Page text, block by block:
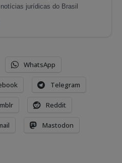
jurídicas do Brasil
WhatsApp
Telegram
Reddit
Mastodon